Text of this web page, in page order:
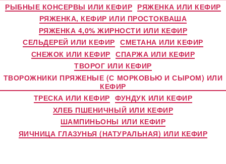
РЫБНЫЕ КОНСЕРВЫ ИЛИ КЕФИР РЯЖЕНКА ИЛИ КЕФИР
РЯЖЕНКА, КЕФИР ИЛИ ПРОСТОКВАША
РЯЖЕНКА 4,0% ЖИРНОСТИ ИЛИ КЕФИР
СЕЛЬДЕРЕЙ ИЛИ КЕФИР СМЕТАНА ИЛИ КЕФИР
СНЕЖОК ИЛИ КЕФИР СПАРЖА ИЛИ КЕФИР
ТВОРОГ ИЛИ КЕФИР
ТВОРОЖНИКИ ПРЯЖЕНЫЕ (С МОРКОВЬЮ И СЫРОМ) ИЛИ
КЕФИР
ТРЕСКА ИЛИ КЕФИР ФУНДУК ИЛИ КЕФИР
ХЛЕБ ПШЕНИЧНЫЙ ИЛИ КЕФИР
ШАМПИНЬОНЫ ИЛИ КЕФИР
ЯИЧНИЦА ГЛАЗУНЬЯ (НАТУРАЛЬНАЯ) ИЛИ КЕФИР